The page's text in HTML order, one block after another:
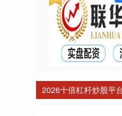
2026十倍杠杆炒股平